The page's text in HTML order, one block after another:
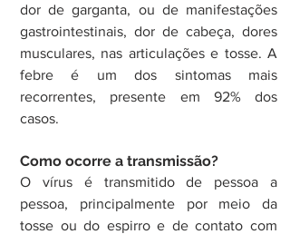
dor de garganta, ou de manifestações
gastrointestinais, dor de cabeça, dores
musculares, nas articulações e tosse. A
febre é um dos sintomas mais
recorrentes, presente em 92% dos
casos.
Como ocorre a transmissão?
O vírus é transmitido de pessoa a
pessoa, principalmente por meio da
tosse ou do espirro e de contato com